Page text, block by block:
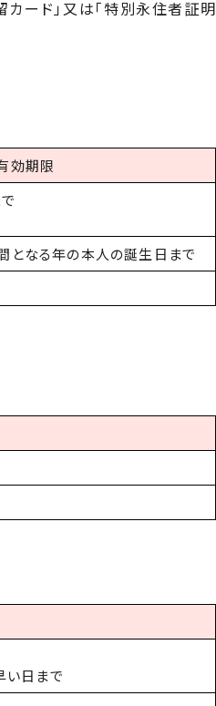
ード」又は「特別永住者証明
効期限
なる年の本人の誕生日まで
い日まで